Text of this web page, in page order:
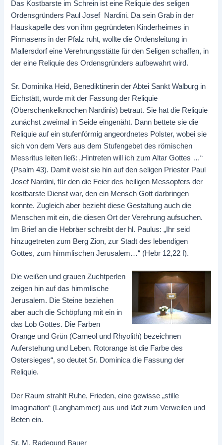
Das Kostbarste im Schrein ist eine Reliquie des seligen
Ordensgründers Paul Josef Nardini. Da sein Grab in der
Hauskapelle des von ihm gegründeten Kinderheimes in
Pirmasens in der Pfalz ruht, wollte die Ordensleitung in
Mallersdorf eine Verehrungsstätte für den Seligen schaffen, in
der eine Reliquie des Ordensgründers aufbewahrt wird.
Sr. Dominika Heid, Benediktinerin der Abtei Sankt Walburg in
Eichstätt, wurde mit der Fassung der Reliquie
(Oberschenkelknochen Nardinis) betraut. Sie hat die Reliquie
zunächst zweimal in Seide eingenäht. Dann bettete sie die
Reliquie auf ein stufenförmig angeordnetes Polster, wobei sie
sich von dem Vers aus dem Stufengebet des römischen
Messritus leiten ließ: „Hintreten will ich zum Altar Gottes …“
(Psalm 43). Damit weist sie hin auf den seligen Priester Paul
Josef Nardini, für den die Feier des heiligen Messopfers der
kostbarste Dienst war, den ein Mensch Gott darbringen
konnte. Zugleich aber bezieht diese Gestaltung auch die
Menschen mit ein, die diesen Ort der Verehrung aufsuchen.
Im Brief an die Hebräer schreibt der hl. Paulus: „Ihr seid
hinzugetreten zum Berg Zion, zur Stadt des lebendigen
Gottes, zum himmlischen Jerusalem…“ (Hebr 12,22 f).
Die weißen und grauen Zuchtperlen
zeigen hin auf das himmlische
Jerusalem. Die Steine beziehen
aber auch die Schöpfung mit ein in
das Lob Gottes. Die Farben
Orange und Grün (Carneol und Rhyolith) bezeichnen
Auferstehung und Leben. Rotorange ist die Farbe des
Ostersieges“, so deutet Sr. Dominica die Fassung der
Reliquie.
Der Raum strahlt Ruhe, Frieden, eine gewisse „stille
Imagination“ (Langhammer) aus und lädt zum Verweilen und
Beten ein.
Sr. M. Radegund Bauer